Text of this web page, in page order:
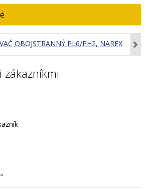
OBOJSTRANNÝ PL6/PH2, NAREX
zákazníkmi